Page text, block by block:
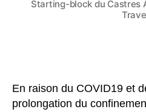
Starting-block du Castres
En raison du COVID19 et
prolongation du